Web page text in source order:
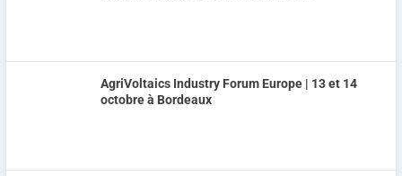
AgriVoltaics Industry Forum Europe | 13 et 14
octobre à Bordeaux